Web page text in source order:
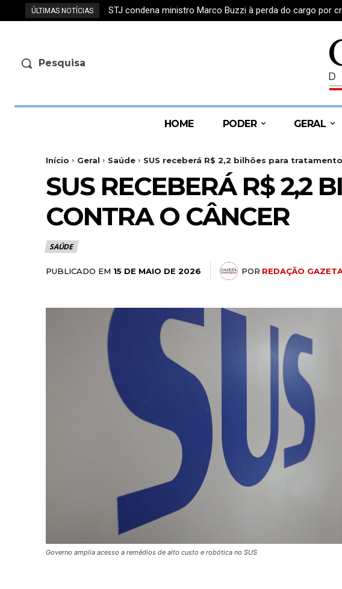
ÚLTIMAS NOTÍCIAS STJ condena ministro Marco Buzzi à perda do cargo por
Pesquisa
HOME PODER GERAL
Início Geral Saúde SUS receberá R$ 2,2 bilhões para
SUS RECEBERÁ R$ 2,2
CONTRA O CÂNCER
SAÚDE
PUBLICADO EM 15 DE MAIO DE 2026 POR REDAÇÃO
Governo amplia acesso a remédios de alto custo e robótica no SUS